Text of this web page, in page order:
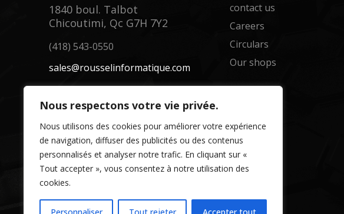
Nous respectons votre vie privée.
Nous utilisons des cookies pour améliorer votre expérience
de navigation, diffuser des publicités ou des contenus
personnalisés et analyser notre trafic. En cliquant sur «
Tout accepter », vous consentez à notre utilisation des
cookies.
1840 boul. Talbot
Chicoutimi, Qc G7H 7Y2
(418) 543-0550
sales@rousselinformatique.com
contact us
Careers
Circulars
Our shops